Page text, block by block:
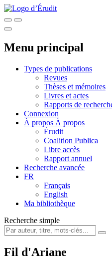
Menu principal
Types de publications
Revues
Thèses et mémoires
Livres et actes
Rapports de
Connexion
À propos À propos
Érudit
Coalition Publica
Libre accès
Rapport annuel
Recherche avancée
FR
Français
English
Ma bibliothèque
Recherche simple
Fil d'Ariane